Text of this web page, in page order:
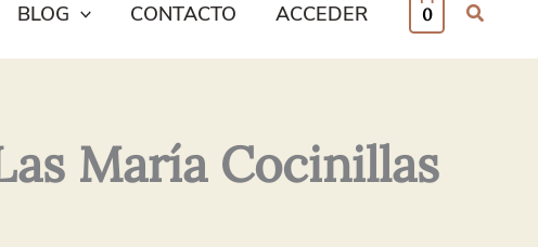
BLOG CONTACTO ACCEDER 0
María Cocinillas